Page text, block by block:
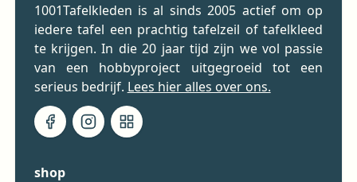
1001Tafelkleden is al sinds 2005 actief om op
iedere tafel een prachtig tafelzeil of tafelkleed
te krijgen. In die 20 jaar tijd zijn we vol passie
van een hobbyproject uitgegroeid tot een
serieus bedrijf. Lees hier alles over ons.
shop